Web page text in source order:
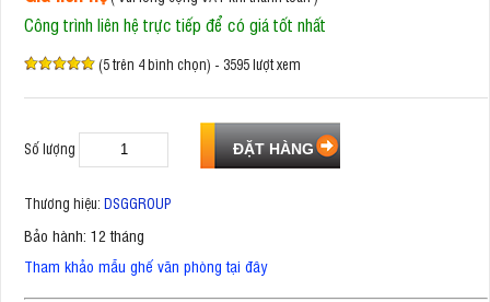
Công trình liên hệ trực tiếp để có giá tốt nhất
(5 trên 4 bình chọn) - 3595 lượt xem
Số lượng
Thương hiệu: DSGGROUP
Bảo hành: 12 tháng
Tham khảo mẫu ghế văn phòng tại đây